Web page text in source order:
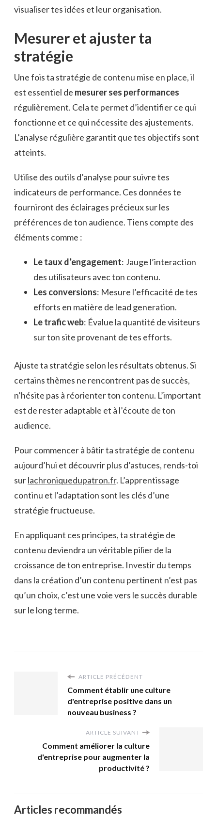
visualiser tes idées et leur organisation.
Mesurer et ajuster ta
stratégie
Une fois ta stratégie de contenu mise en place, il
est essentiel de mesurer ses performances
régulièrement. Cela te permet d’identifier ce qui
fonctionne et ce qui nécessite des ajustements.
L’analyse régulière garantit que tes objectifs sont
atteints.
Utilise des outils d’analyse pour suivre tes
indicateurs de performance. Ces données te
fourniront des éclairages précieux sur les
préférences de ton audience. Tiens compte des
éléments comme :
Le taux d’engagement: Jauge l’interaction
des utilisateurs avec ton contenu.
Les conversions: Mesure l’efficacité de tes
efforts en matière de lead generation.
Le trafic web: Évalue la quantité de visiteurs
sur ton site provenant de tes efforts.
Ajuste ta stratégie selon les résultats obtenus. Si
certains thèmes ne rencontrent pas de succès,
n’hésite pas à réorienter ton contenu. L’important
est de rester adaptable et à l’écoute de ton
audience.
Pour commencer à bâtir ta stratégie de contenu
aujourd’hui et découvrir plus d’astuces, rends-toi
surlachroniquedupatron.fr. L’apprentissage
continu et l’adaptation sont les clés d’une
stratégie fructueuse.
En appliquant ces principes, ta stratégie de
contenu deviendra un véritable pilier de la
croissance de ton entreprise. Investir du temps
dans la création d’un contenu pertinent n’est pas
qu’un choix, c’est une voie vers le succès durable
sur le long terme.
ARTICLE PRÉCÉDENT
Comment établir une culture
d'entreprise positive dans un
nouveau business ?
ARTICLE SUIVANT
Comment améliorer la culture
d'entreprise pour augmenter la
productivité ?
Articles recommandés